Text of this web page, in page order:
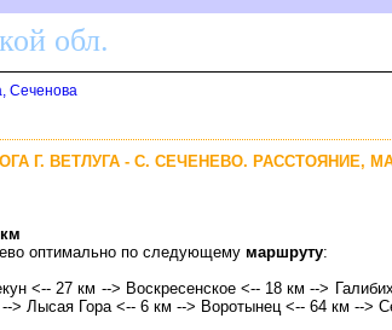
обл.
Сеченова
Г. ВЕТЛУГА - С. СЕЧЕНЕВО. РАССТОЯНИЕ,
оптимально по следующему маршруту:
<-- 27 км --> Воскресенское <-- 18 км -->
> Лысая Гора <-- 6 км --> оротынец <-- 64 км -->